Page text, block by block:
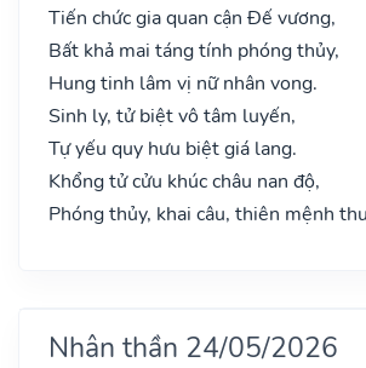
Tiến chức gia quan cận Đế vương,
Bất khả mai táng tính phóng thủy,
Hung tinh lâm vị nữ nhân vong.
Sinh ly, tử biệt vô tâm luyến,
Tự yếu quy hưu biệt giá lang.
Khổng tử cửu khúc châu nan độ,
Phóng thủy, khai câu, thiên mệnh
Nhân thần 24/05/2026